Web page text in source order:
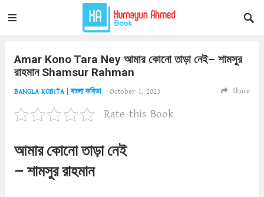
Amar Kono Tara Ney আমার কোনো তাড়া নেই– শামসুর
রাহমান Shamsur Rahman
BANGLA KOBITA | বাংলা কবিতা October 1, 2023 Share
Rate this Book
আমার কোনো তাড়া নেই
– শামসুর রাহমান